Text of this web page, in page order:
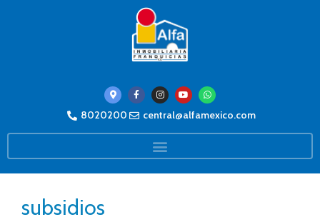
8020200 central@alfamexico.com
subsidios